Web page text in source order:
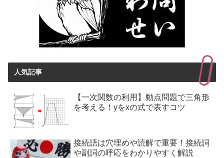
人気記事
【一次関数の利用】動点問題で三角形
を考える！yをxの式で表すコツ
接続語は穴埋めや読解で重要！接続詞
や副詞の呼応をわかりやすく解説